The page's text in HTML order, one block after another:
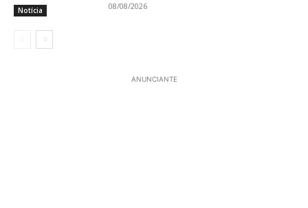
Notícia 08/08/2026
ANUNCIANTE